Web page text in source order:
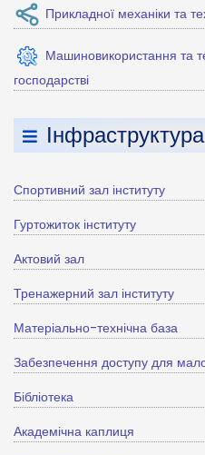
Прикладної механіки та
Машиновикористання та
господарстві
Інфраструктура
Спортивний зал інституту
Гуртожиток інституту
Актовий зал
Тренажерний зал інституту
Матеріально-технічна база
Забезпечення доступу для
Бібліотека
Академічна каплиця